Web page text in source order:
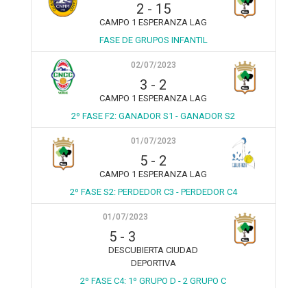
2 - 15
CAMPO 1 ESPERANZA LAG
FASE DE GRUPOS INFANTIL
02/07/2023
3 - 2
CAMPO 1 ESPERANZA LAG
2º FASE F2: GANADOR S1 - GANADOR S2
01/07/2023
5 - 2
CAMPO 1 ESPERANZA LAG
2º FASE S2: PERDEDOR C3 - PERDEDOR C4
01/07/2023
5- 3
DESCUBIERTA CIUDAD
DEPORTIVA
2º FASE C4: 1º GRUPO D - 2 GRUPO C